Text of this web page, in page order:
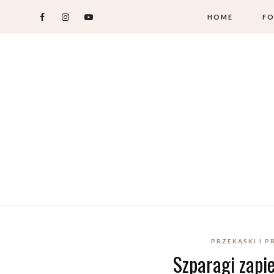
HOME
PRZEKĄSKI I
Szparagi